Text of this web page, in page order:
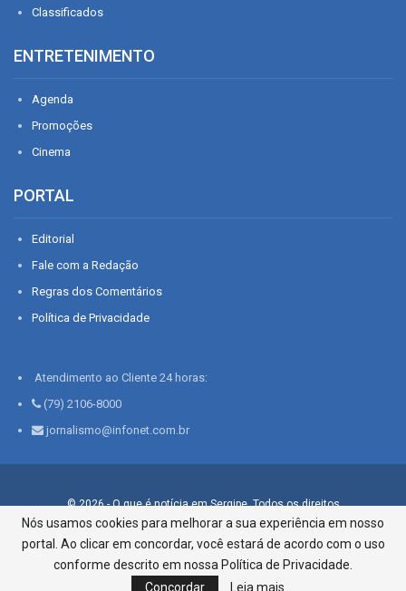
Classificados
ENTRETENIMENTO
Agenda
Promoções
Cinema
PORTAL
Editorial
Fale com a Redação
Regras dos Comentários
Política de Privacidade
Atendimento ao Cliente 24 horas:
(79) 2106-8000
jornalismo@infonet.com.br
© 2026 - O que é notícia em Sergipe. Todos os direitos
reservados.
Infonet - Rua Monsenhor Silveira 276, Bairro São José |
Aracaju-SE, CEP 49015-030, Fone: 79.2106.8000 - CI Centro de
Informações LTDA
Nós usamos cookies para melhorar a sua experiência em nosso
portal. Ao clicar em concordar, você estará de acordo com o uso
conforme descrito em nossa Política de Privacidade.
Concordar
Leia mais